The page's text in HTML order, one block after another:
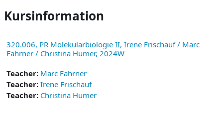
Kursinformation
320.006, PR Molekularbiologie II, Irene Frischauf / Marc
Fahrner / Christina Humer, 2024W
Teacher: Marc Fahrner
Teacher: Irene Frischauf
Teacher: Christina Humer